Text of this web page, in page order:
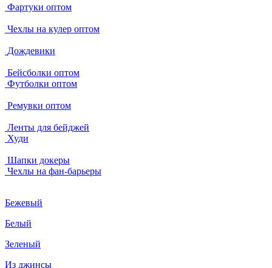
Фартуки оптом
Чехлы на кулер оптом
Дождевики
Бейсболки оптом
Футболки оптом
Ремувки оптом
Ленты для бейджей
Худи
Шапки докеры
Чехлы на фан-барьеры
Бежевый
Белый
Зеленый
Из джинсы